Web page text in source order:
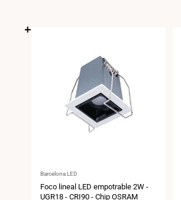
Proveedor:
Barcelona LED
Foco lineal LED empotrable 2W -
UGR18 - CRI90 - Chip OSRAM